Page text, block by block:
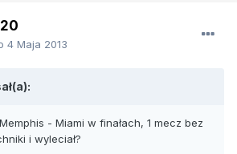
4 Maja 2013
- Miami w finałach, 1 mecz bez
i wyleciał?